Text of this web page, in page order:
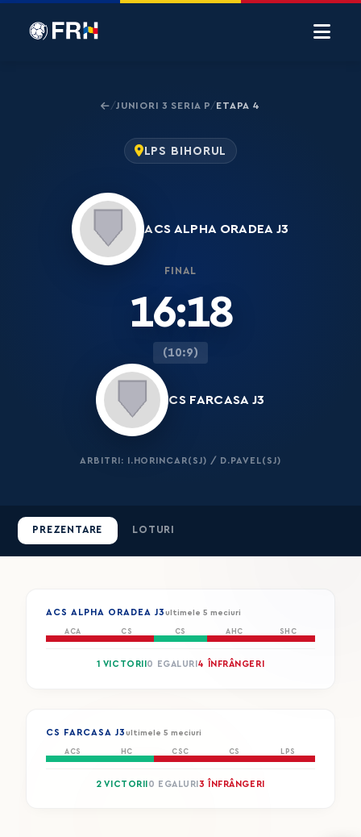
/JUNIORI 3 SERIA P/ETAPA 4
LPS BIHORUL
ACS ALPHA ORADEA J3
FINAL
16:18
(10:9)
CS FARCASA J3
ARBITRI: I.HORINCAR(SJ) / D.PAVEL(SJ)
PREZENTARE LOTURI
ACS ALPHA ORADEA J3 ultimele 5 meciuri
ACA CS CS AHC SHC
1 VICTORII 0 EGALURI 4 ÎNFRÂNGERI
CS FARCASA J3 ultimele 5 meciuri
ACS HC CSC CS LPS
2 VICTORII 0 EGALURI 3 ÎNFRÂNGERI